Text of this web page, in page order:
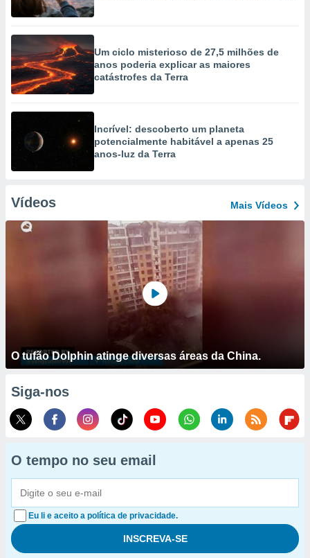
Um ciclo misterioso de 27,5 milhões de
anos poderia explicar as maiores
catástrofes da Terra
Incrível: descoberto um planeta
potencialmente habitável a apenas 25
anos-luz da Terra
Vídeos Mais Vídeos
O tufão Dolphin atinge diversas áreas da China.
Siga-nos
O tempo no seu email
Eu li e aceito a política de privacidade.